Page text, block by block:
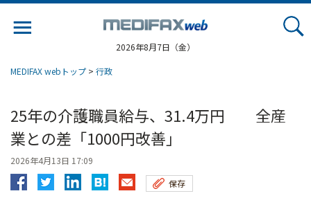
2026年8月7日（金）
MEDIFAX webトップ > 行政
25年の介護職員給与、31.4万円 全産
業との差「1000円改善」
2026年4月13日 17:09
保存